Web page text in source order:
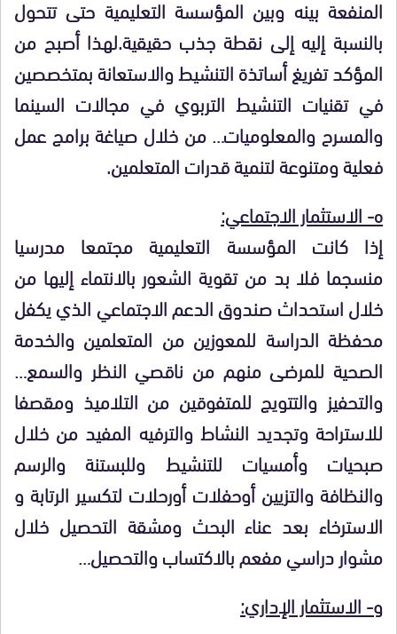
المنفعة بينه وبين المؤسسة التعليمية حتى تتحول
بالنسبة إليه إلى نقطة جذب حقيقية.لهذا أصبح من
المؤكد تفريغ أساتذة التنشيط والاستعانة بمتخصصين
في تقنيات التنشيط التربوي في مجالات السينما
والمسرح والمعلوميات… من خلال صياغة برامج عمل
فعلية ومتنوعة لتنمية قدرات المتعلمين.
ه- الاستثمار الاجتماعي:
إذا كانت المؤسسة التعليمية مجتمعا مدرسيا
منسجما فلا بد من تقوية الشعور بالانتماء إليها من
خلال استحداث صندوق الدعم الاجتماعي الذي يكفل
محفظة الدراسة للمعوزين من المتعلمين والخدمة
الصحية للمرضى منهم من ناقصي النظر والسمع…
والتحفيز والتتويج للمتفوقين من التلاميذ ومقصفا
للاستراحة وتجديد النشاط والترفيه المفيد من خلال
صبحيات وأمسيات للتنشيط وللبستنة والرسم
والنظافة والتزيين أوحفلات أورحلات لتكسير الرتابة و
الاسترخاء بعد عناء البحث ومشقة التحصيل خلال
مشوار دراسي مفعم بالاكتساب والتحصيل…
و- الاستثمار الإداري: